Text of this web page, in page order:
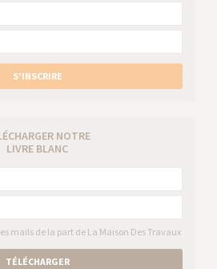
S’INSCRIRE
NOTRE
LIVRE BLANC
mails de la part de La Maison Des Travaux
TÉLÉCHARGER